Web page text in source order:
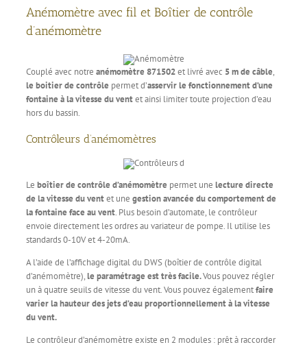
Anémomètre avec fil et Boîtier de contrôle
d’anémomètre
Couplé avec notre anémomètre 871502et livré avec 5 m de câble,
le boitier de contrôle permet d’asservir le fonctionnement d’une
fontaine à la vitesse du ventet ainsi limiter toute projection d’eau
hors du bassin.
Contrôleurs d’anémomètres
Le boîtier de contrôle d’anémomètre permet une lecture directe
de la vitesse du ventet une gestion avancée du comportement de
la fontaine face au vent. Plus besoin d’automate, le contrôleur
envoie directement les ordres au variateur de pompe. Il utilise les
standards 0-10V et 4-20mA.
A l’aide de l’affichage digital du DWS (boîtier de contrôle digital
d’anémomètre),le paramétrage est très facile.Vous pouvez régler
un à quatre seuils de vitesse du vent. Vous pouvez égalementfaire
varier la hauteur des jets d’eau proportionnellement à la vitesse
du vent.
Le contrôleur d’anémomètre existe en 2 modules : prêt à raccorder